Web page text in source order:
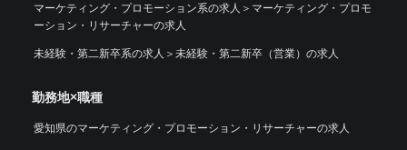
マーケティング・プロモーション系の求人 ＞ マーケティング・プロモ
ーション・リサーチャーの求人
未経験・第二新卒系の求人 ＞ 未経験・第二新卒（営業）の求人
勤務地×職種
愛知県のマーケティング・プロモーション・リサーチャーの求人